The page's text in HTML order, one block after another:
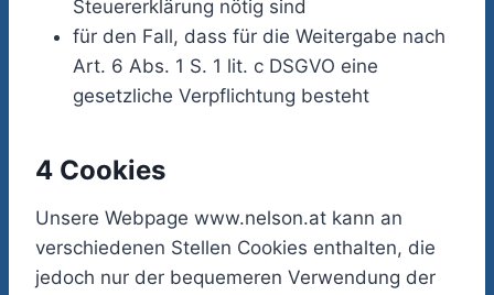
Steuererklärung nötig sind
für den Fall, dass für die Weitergabe nach
Art. 6 Abs. 1 S. 1 lit. c DSGVO eine
gesetzliche Verpflichtung besteht
4 Cookies
Unsere Webpage www.nelson.at kann an
verschiedenen Stellen Cookies enthalten, die
jedoch nur der bequemeren Verwendung der